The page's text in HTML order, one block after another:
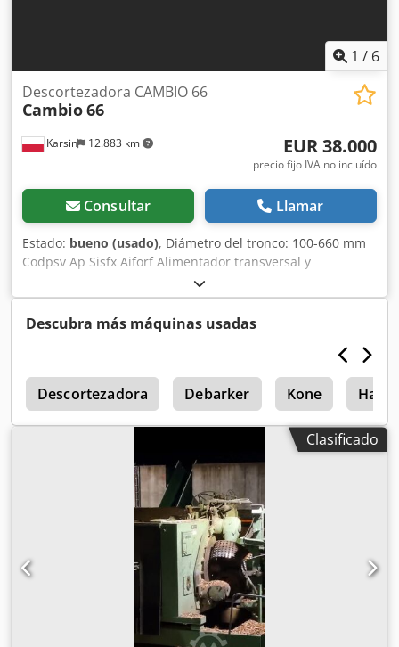
1 / 6
Karsin 12.883 km
Descortezadora CAMBIO 66
Cambio66
EUR 38.000
precio fijo IVA no incluído
Consultar Llamar
Estado: bueno (usado), Diámetro del tronco: 100-660 mm
Codpsv Ap Sisfx Aiforf Alimentador transversal y
Descubra más máquinas usadas
Descortezadora Debarker Kone
Clasificado